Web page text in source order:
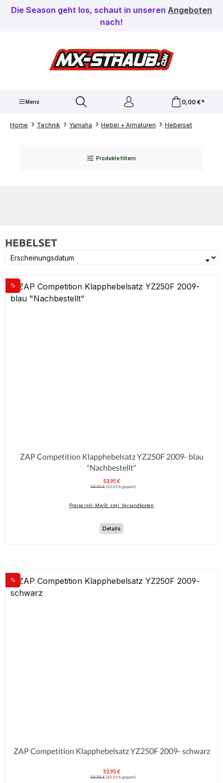
Zum Hauptinhalt springen
Die Season geht los, schaut in unseren Angeboten
nach!
Menü 0,00 €*
Home Technik Yamaha Hebel + Armaturen Hebelset
Produkte filtern
HEBELSET
Rabatt
%
ZAP Competition Klapphebelsatz YZ250F 2009- blau
"Nachbestellt"
Verkaufspreis:
53,95 €
Regulärer Preis:
59,95 € (10.01% gespart)
Preise inkl. MwSt. zzgl. Versandkosten
Details
Rabatt
%
ZAP Competition Klapphebelsatz YZ250F 2009- schwarz
Verkaufspreis:
53,95 €
Regulärer Preis:
59,95 € (10.01% gespart)